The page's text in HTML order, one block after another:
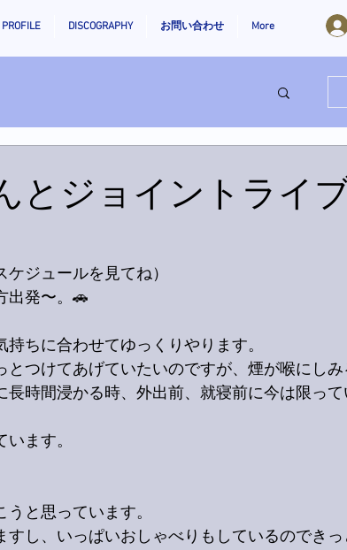
PROFILE DISCOGRAPHY お問い合わせ More
とジョイントライ
ジュールを見てね）
出発〜。🚗
ちに合わせてゆっくりやります。
つけてあげていたいのですが、煙が喉にし
時間浸かる時、外出前、就寝前に今は限って
ます。
と思っています。
し、いっぱいおしゃべりもしているのできっ